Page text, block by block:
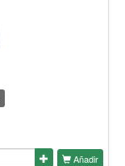
Añadir